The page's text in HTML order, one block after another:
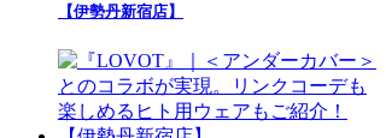
【伊勢丹新宿店】